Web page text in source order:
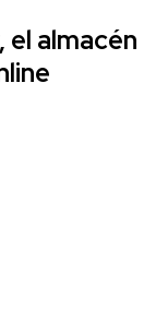
almacén